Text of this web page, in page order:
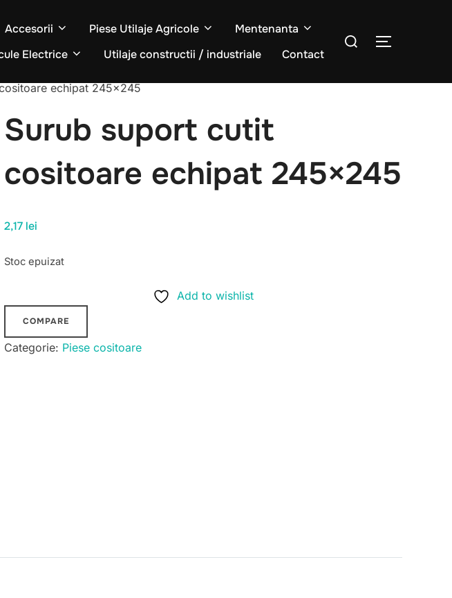
Accesorii Piese Utilaje Agricole
Mentenanta
Electrice
Utilaje constructii / industriale Contact
Caută
COMUTĂ
echipat 245×245
Surub suport cutit
cositoare echipat 245×245
2,17 lei
Stoc epuizat
Add to wishlist
COMPARE
Categorie: Piese cositoare